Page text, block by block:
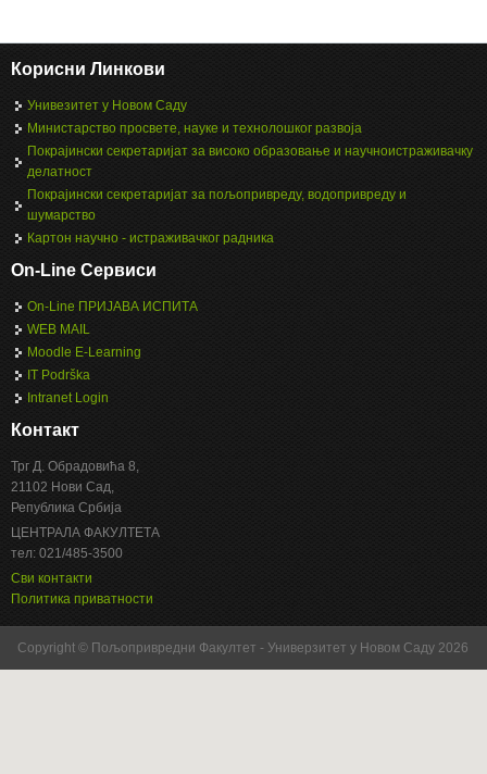
Корисни Линкови
Унивезитет у Новом Саду
Министарство просвете, науке и технолошког развоја
Покрајински секретаријат за високо образовање и научноистраживачку
делатност
Покрајински секретаријат за пољопривреду, водопривреду и
шумарство
Картон научно - истраживачког радника
On-Line Сервиси
On-Line ПРИЈАВА ИСПИТА
WEB MAIL
Moodle E-Learning
IT Podrška
Intranet Login
Контакт
Трг Д. Обрадовића 8,
21102 Нови Сад,
Република Србија
ЦЕНТРАЛА ФАКУЛТЕТА
тел: 021/485-3500
Сви контакти
Политика приватности
Copyright © Пољопривредни Факултет - Универзитет у Новом Саду 2026